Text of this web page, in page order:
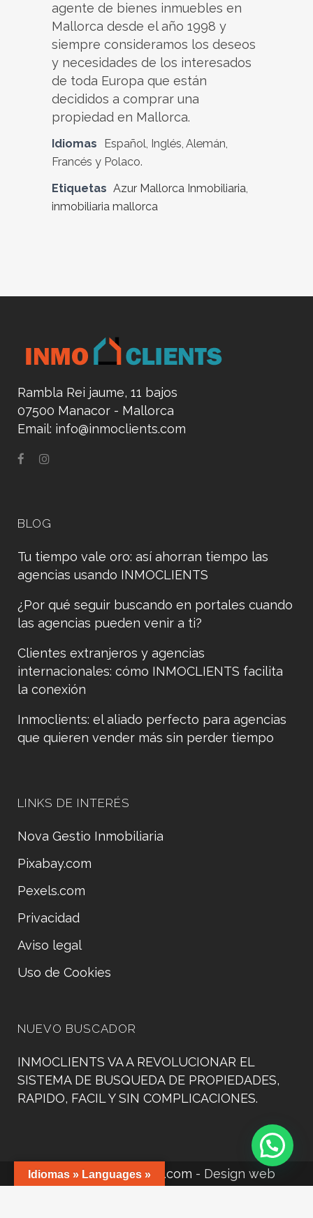
agente de bienes inmuebles en
Mallorca desde el año 1998 y
siempre consideramos los deseos
y necesidades de los interesados
de toda Europa que están
decididos a comprar una
propiedad en Mallorca.
Idiomas
Español, Inglés, Alemán,
Francés y Polaco.
Etiquetas Azur Mallorca Inmobiliaria,
inmobiliaria mallorca
Rambla Rei jaume, 11 bajos
07500 Manacor - Mallorca
Email: info@inmoclients.com
BLOG
Tu tiempo vale oro: así ahorran tiempo las
agencias usando INMOCLIENTS
¿Por qué seguir buscando en portales cuando
las agencias pueden venir a ti?
Clientes extranjeros y agencias
internacionales: cómo INMOCLIENTS facilita
la conexión
Inmoclients: el aliado perfecto para agencias
que quieren vender más sin perder tiempo
LINKS DE INTERÉS
Nova Gestio Inmobiliaria
Pixabay.com
Pexels.com
Privacidad
Aviso legal
Uso de Cookies
NUEVO BUSCADOR
INMOCLIENTS VA A REVOLUCIONAR EL
SISTEMA DE BUSQUEDA DE PROPIEDADES,
RAPIDO, FACIL Y SIN COMPLICACIONES.
©www.manacorweb.com - Design web
Idiomas » Languages »